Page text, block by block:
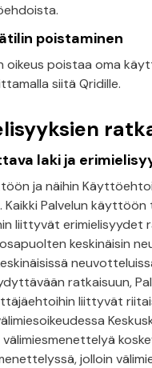
poistaminen
oikeus poistaa oma
siitä Qridille.
laki ja
ja näihin
Kaikki Palvelun käyttöön
liittyvät erimielisyydet
keskinäisin
ratkaisuun,
liittyvät
jolloin